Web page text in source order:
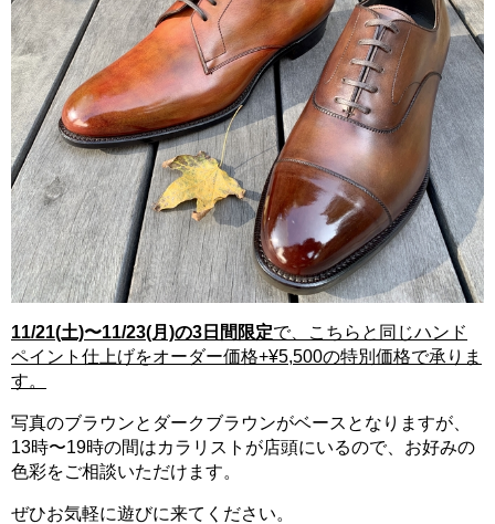
11/21(土)〜11/23(月)の3日間限定で、こちらと同じハンド
ペイント仕上げをオーダー価格+¥5,500の特別価格で承りま
す。
写真のブラウンとダークブラウンがベースとなりますが、
13時〜19時の間はカラリストが店頭にいるので、お好みの
色彩をご相談いただけます。
ぜひお気軽に遊びに来てください。